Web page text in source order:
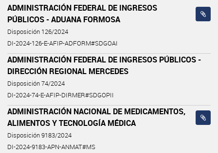
ADMINISTRACIÓN FEDERAL DE INGRESOS
PÚBLICOS - ADUANA FORMOSA
Disposición 126/2024
DI-2024-126-E-AFIP-ADFORM#SDGOAI
ADMINISTRACIÓN FEDERAL DE INGRESOS PÚBLICOS -
DIRECCIÓN REGIONAL MERCEDES
Disposición 74/2024
DI-2024-74-E-AFIP-DIRMER#SDGOPII
ADMINISTRACIÓN NACIONAL DE MEDICAMENTOS,
ALIMENTOS Y TECNOLOGÍA MÉDICA
Disposición 9183/2024
DI-2024-9183-APN-ANMAT#MS